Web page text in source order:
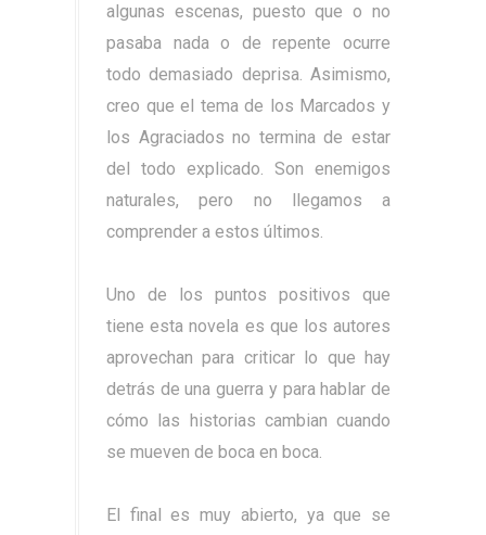
algunas escenas, puesto que o no
pasaba nada o de repente ocurre
todo demasiado deprisa. Asimismo,
creo que el tema de los Marcados y
los Agraciados no termina de estar
del todo explicado. Son enemigos
naturales, pero no llegamos a
comprender a estos últimos.
Uno de los puntos positivos que
tiene esta novela es que los autores
aprovechan para criticar lo que hay
detrás de una guerra y para hablar de
cómo las historias cambian cuando
se mueven de boca en boca.
El final es muy abierto, ya que se